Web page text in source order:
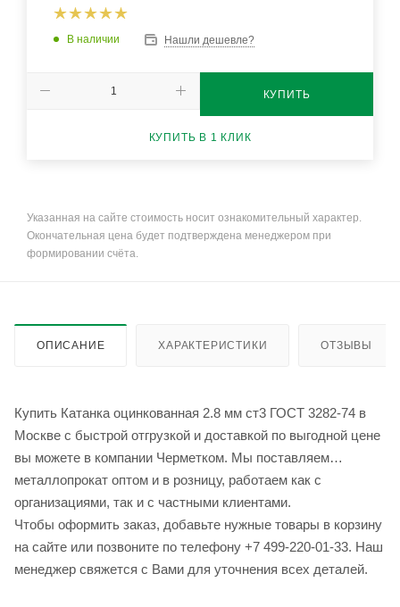
В наличии Нашли дешевле?
КУПИТЬ
КУПИТЬ В 1 КЛИК
Указанная на сайте стоимость носит ознакомительный характер.
Окончательная цена будет подтверждена менеджером при
формировании счёта.
ОПИСАНИЕ ХАРАКТЕРИСТИКИ ОТЗЫВЫ
Купить Катанка оцинкованная 2.8 мм ст3 ГОСТ 3282-74 в
Москве с быстрой отгрузкой и доставкой по выгодной цене
вы можете в компании Черметком. Мы поставляем
металлопрокат оптом и в розницу, работаем как с
организациями, так и с частными клиентами.
Чтобы оформить заказ, добавьте нужные товары в корзину
на сайте или позвоните по телефону +7 499-220-01-33. Наш
менеджер свяжется с Вами для уточнения всех деталей.